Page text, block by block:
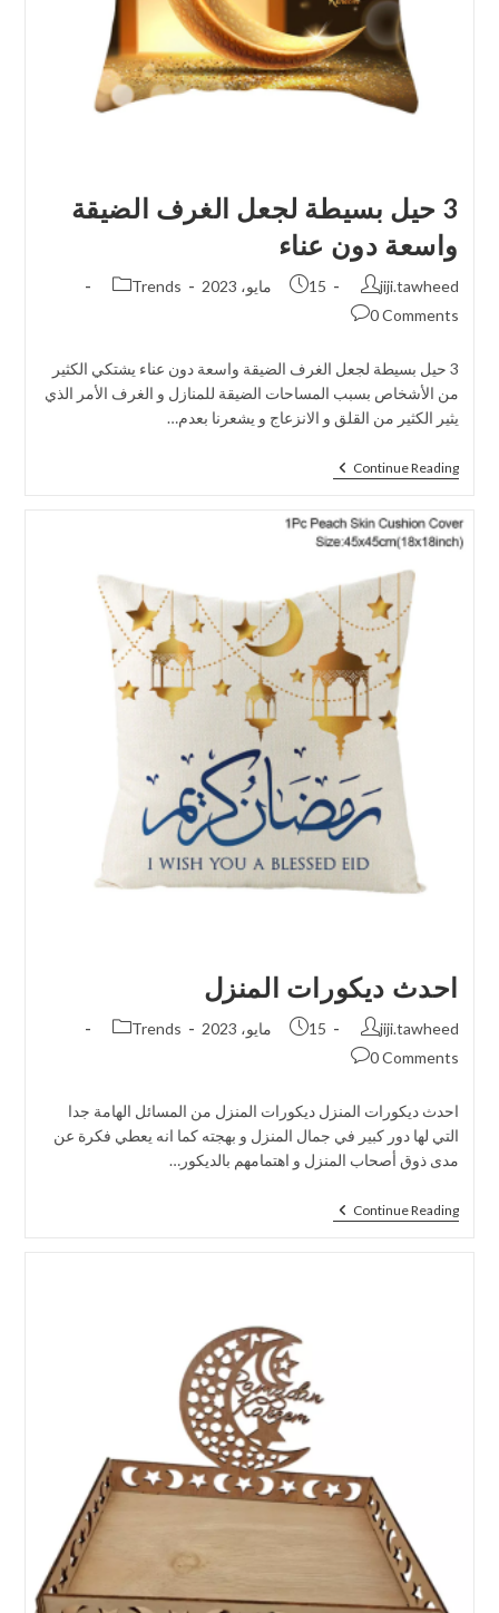
3 حيل بسيطة لجعل الغرف الضيقة
واسعة دون عناء
jiji.tawheed 15 مايو، 2023
Trends
0 Comments
3 حيل بسيطة لجعل الغرف الضيقة واسعة دون عناء يشتكي الكثير
من الأشخاص بسبب المساحات الضيقة للمنازل و الغرف الأمر الذي
يثير الكثير من القلق و الانزعاج و يشعرنا بعدم…
Continue Reading
احدث ديكورات المنزل
jiji.tawheed 15 مايو، 2023
Trends
0 Comments
احدث ديكورات المنزل ديكورات المنزل من المسائل الهامة جدا
التي لها دور كبير في جمال المنزل و بهجته كما انه يعطي فكرة عن
مدى ذوق أصحاب المنزل و اهتمامهم بالديكور…
Continue Reading